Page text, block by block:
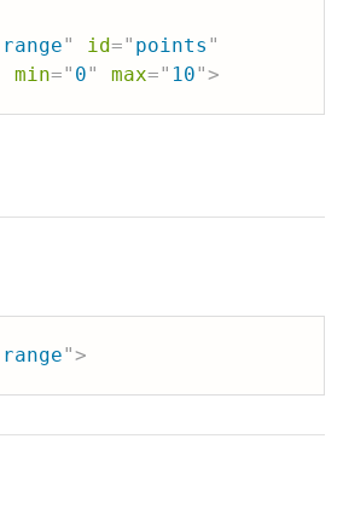
range" id=" points "
min=" 0" max=" 10">
range">